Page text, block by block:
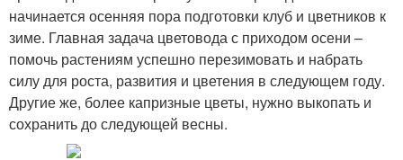
начинается осенняя пора подготовки клуб и цветников к
зиме. Главная задача цветовода с приходом осени –
помочь растениям успешно перезимовать и набрать
силу для роста, развития и цветения в следующем году.
Другие же, более капризные цветы, нужно выкопать и
сохранить до следующей весны.